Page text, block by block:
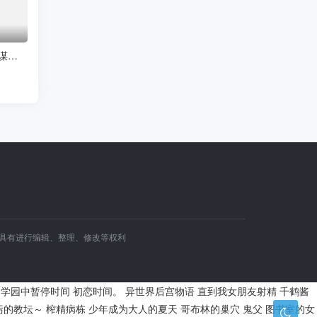
财阀小娇妻：大叔，蓄谋已久日日哄
有进行编辑、整理、修改等权利
学园中暂停时间 初恋时间。 异世界后宫物语 直到我女朋友射精 千鹤酱
教坛～ 榨精病栋 少年成为大人的夏天 哥布林的巢穴 鬼父 图书室的女